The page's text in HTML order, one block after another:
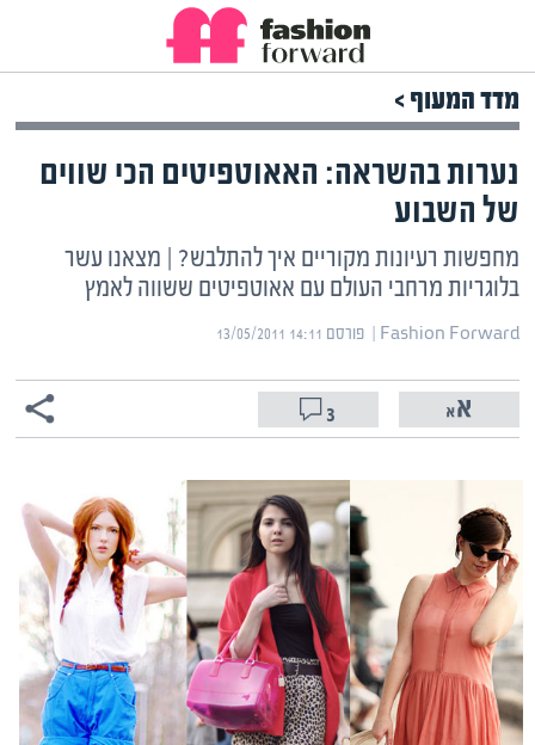
מדד המעוף >
נערות בהשראה: האאוטפיטים הכי שווים
של השבוע
מחפשות רעיונות מקוריים איך להתלבש? | מצאנו עשר
בלוגריות מרחבי העולם עם אאוטפיטים ששווה לאמץ
Fashion Forward | ‏ פורסם ‎13/05/2011 14:11
3